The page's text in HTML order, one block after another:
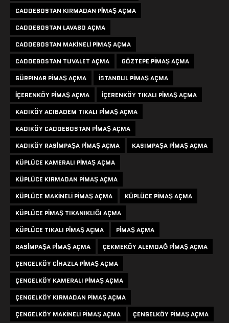
CADDEBOSTAN KIRMADAN PIMAŞ AÇMA
CADDEBOSTAN LAVABO AÇMA
CADDEBOSTAN MAKINELI PIMAŞ AÇMA
CADDEBOSTAN TUVALET AÇMA
GÖZTEPE PIMAŞ AÇMA
GÜRPINAR PIMAŞ AÇMA
ISTANBUL PIMAŞ AÇMA
IÇERENKÖY PIMAŞ AÇMA
IÇERENKÖY TIKALI PIMAŞ AÇMA
KADIKÖY ACIBADEM TIKALI PIMAŞ AÇMA
KADIKÖY CADDEBOSTAN PIMAŞ AÇMA
KADIKÖY RASIMPAŞA PIMAŞ AÇMA
KASIMPAŞA PIMAŞ AÇMA
KÜPLÜCE KAMERALI PIMAŞ AÇMA
KÜPLÜCE KIRMADAN PIMAŞ AÇMA
KÜPLÜCE MAKINELI PIMAŞ AÇMA
KÜPLÜCE PIMAŞ AÇMA
KÜPLÜCE PIMAŞ TIKANIKLIĞI AÇMA
KÜPLÜCE TIKALI PIMAŞ AÇMA
PIMAŞ AÇMA
RASIMPAŞA PIMAŞ AÇMA
ÇEKMEKÖY ALEMDAĞ PIMAŞ AÇMA
ÇENGELKÖY CIHAZLA PIMAŞ AÇMA
ÇENGELKÖY KAMERALI PIMAŞ AÇMA
ÇENGELKÖY KIRMADAN PIMAŞ AÇMA
ÇENGELKÖY MAKINELI PIMAŞ AÇMA
ÇENGELKÖY PIMAŞ AÇMA